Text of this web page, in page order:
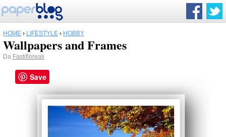
HOME › LIFESTYLE › HOBBY
Wallpapers and Frames
Da Fastifloreali
Save